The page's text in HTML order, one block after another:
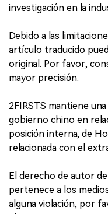
investigación en la
Debido a las
artículo traducido
original. Por favor,
mayor precisión.
2FIRSTS mantiene
gobierno chino en
posición interna, de
relacionada con el
El derecho de autor
pertenece a los
alguna violación, por